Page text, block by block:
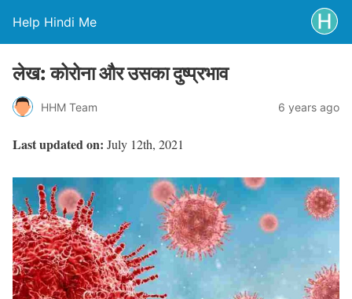
Help Hindi Me
लेख: कोरोना और उसका दुष्प्रभाव
HHM Team 6 years ago
Last updated on: July 12th, 2021